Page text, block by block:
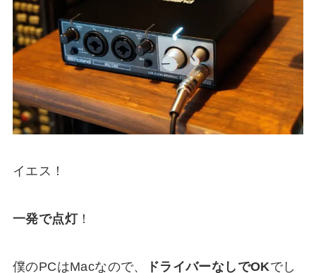
イエス！
一発で点灯！
僕のPCはMacなので、 ドライバーなしでOKでし